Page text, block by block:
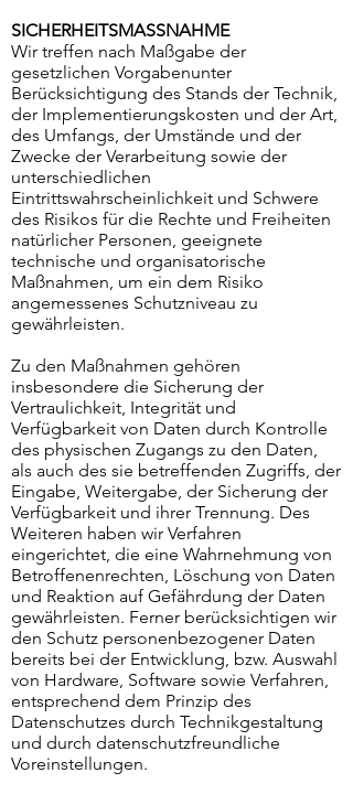
SICHERHEITSMASSNAHME
Wir treffen nach Maßgabe der
gesetzlichen Vorgabenunter
Berücksichtigung des Stands der Technik,
der Implementierungskosten und der Art,
des Umfangs, der Umstände und der
Zwecke der Verarbeitung sowie der
unterschiedlichen
Eintrittswahrscheinlichkeit und Schwere
des Risikos für die Rechte und Freiheiten
natürlicher Personen, geeignete
technische und organisatorische
Maßnahmen, um ein dem Risiko
angemessenes Schutzniveau zu
gewährleisten.
Zu den Maßnahmen gehören
insbesondere die Sicherung der
Vertraulichkeit, Integrität und
Verfügbarkeit von Daten durch Kontrolle
des physischen Zugangs zu den Daten,
als auch des sie betreffenden Zugriffs, der
Eingabe, Weitergabe, der Sicherung der
Verfügbarkeit und ihrer Trennung. Des
Weiteren haben wir Verfahren
eingerichtet, die eine Wahrnehmung von
Betroffenenrechten, Löschung von Daten
und Reaktion auf Gefährdung der Daten
gewährleisten. Ferner berücksichtigen wir
den Schutz personenbezogener Daten
bereits bei der Entwicklung, bzw. Auswahl
von Hardware, Software sowie Verfahren,
entsprechend dem Prinzip des
Datenschutzes durch Technikgestaltung
und durch datenschutzfreundliche
Voreinstellungen.